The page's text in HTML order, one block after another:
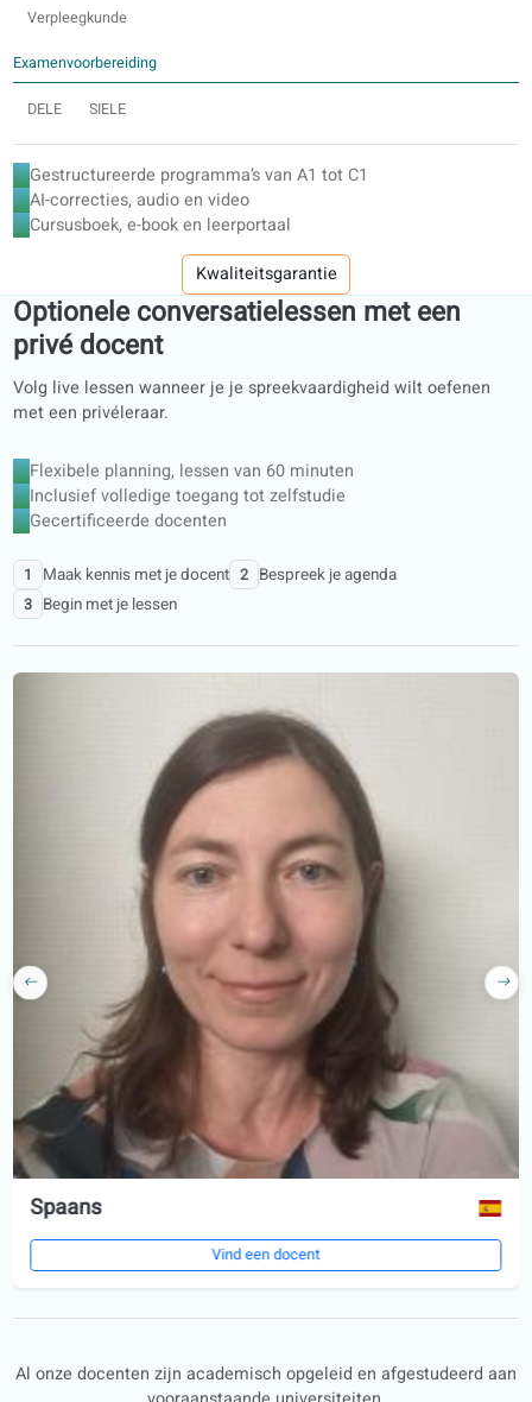
Spaans·Alle cursussen
A1 A2 B1 B2
Beroep
Examenvoorbereiding
DELE SIELE
AI-correcties, audio en video
Cursusboek, e-book en leerportaal
Kwaliteitsgarantie
Optionele conversatielessen met een
privé docent
Flexibele planning, lessen van 60 minuten
Inclusief volledige toegang tot zelfstudie
Gecertificeerde docenten
Maak kennis met je docent Bespreek je agenda
Begin met je lessen